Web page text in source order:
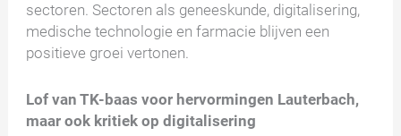
sectoren. Sectoren als geneeskunde, digitalisering,
medische technologie en farmacie blijven een
positieve groei vertonen.
Lof van TK-baas voor hervormingen Lauterbach,
maar ook kritiek op digitalisering